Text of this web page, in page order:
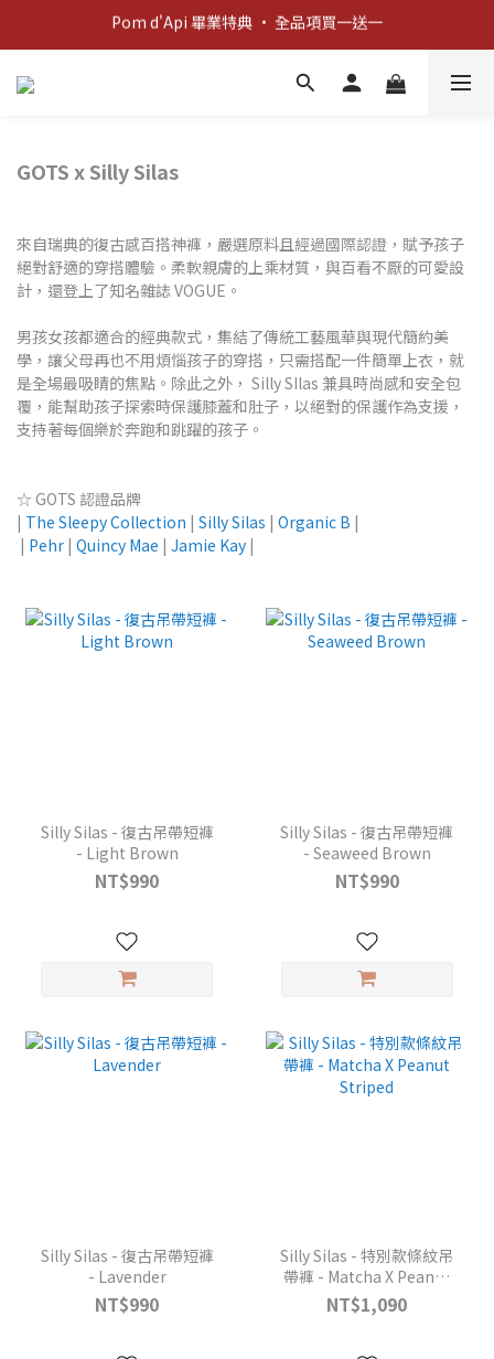
新客歡迎禮：輸入 "welcome10" 享首單九折！
新客歡迎禮：輸入 "welcome10" 享首單九折！
GOTS x Silly Silas
來自瑞典的復古感百搭神褲，嚴選原料且經過國際認證，賦予孩子
絕對舒適的穿搭體驗。柔軟親膚的上乘材質，與百看不厭的可愛設
計，還登上了知名雜誌 VOGUE。
男孩女孩都適合的經典款式，集結了傳統工藝風華與現代簡約美
學，讓父母再也不用煩惱孩子的穿搭，只需搭配一件簡單上衣，就
是全場最吸睛的焦點。除此之外， Silly SIlas 兼具時尚感和安全包
覆，能幫助孩子探索時保護膝蓋和肚子，以絕對的保護作為支援，
支持著每個樂於奔跑和跳躍的孩子。
☆ GOTS 認證品牌
| The Sleepy Collection | Silly Silas | Organic B |
| Pehr | Quincy Mae | Jamie Kay |
Silly Silas - 復古吊帶短褲
- Light Brown
NT$990
Silly Silas - 復古吊帶短褲
- Seaweed Brown
NT$990
Silly Silas - 復古吊帶短褲
- Lavender
NT$990
Silly Silas - 特別款條紋吊
帶褲 - Matcha X Peanut
Striped
NT$1,090